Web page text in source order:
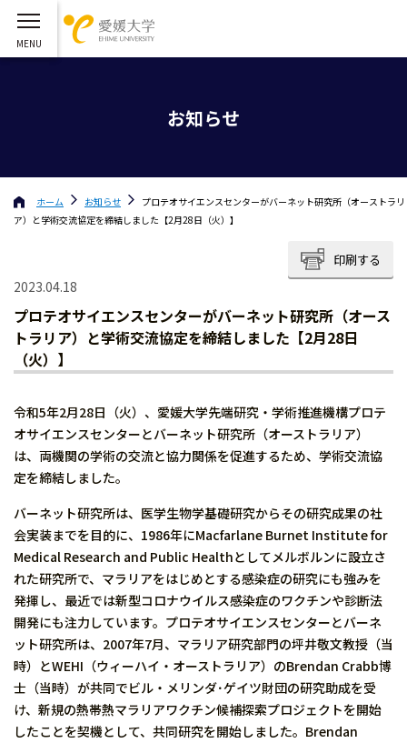
お知らせ
ホーム お知らせ
プロテオサイエンスセンターがバーネット研究所（オーストラリ
ア）と学術交流協定を締結しました【2月28日（火）】
印刷する
2023.04.18
プロテオサイエンスセンターがバーネット研究所（オース
トラリア）と学術交流協定を締結しました【2月28日
（火）】
令和5年2月28日（火）、愛媛大学先端研究・学術推進機構プロテ
オサイエンスセンターとバーネット研究所（オーストラリア）
は、両機関の学術の交流と協力関係を促進するため、学術交流協
定を締結しました。
バーネット研究所は、医学生物学基礎研究からその研究成果の社
会実装までを目的に、1986年にMacfarlane Burnet Institute for
Medical Research and Public Healthとしてメルボルンに設立さ
れた研究所で、マラリアをはじめとする感染症の研究にも強みを
発揮し、最近では新型コロナウイルス感染症のワクチンや診断法
開発にも注力しています。プロテオサイエンスセンターとバーネ
ット研究所は、2007年7月、マラリア研究部門の坪井敬文教授（当
時）とWEHI（ウィーハイ・オーストラリア）のBrendan Crabb博
士（当時）が共同でビル・メリンダ･ゲイツ財団の研究助成を受
け、新規の熱帯熱マラリアワクチン候補探索プロジェクトを開始
したことを契機として、共同研究を開始しました。Brendan